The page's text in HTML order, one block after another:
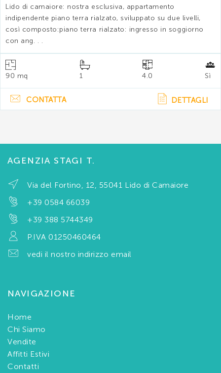
Lido di camaiore: nostra esclusiva, appartamento
indipendente piano terra rialzato, sviluppato su due livelli,
così composto:piano terra rialzato: ingresso in soggiorno
con ang. . .
90 mq 1 4.0 Sì
CONTATTA DETTAGLI
AGENZIA STAGI T.
Via del Fortino, 12, 55041 Lido di Camaiore
+39 0584 66039
+39 388 5744349
P.IVA 01250460464
vedi il nostro indirizzo email
NAVIGAZIONE
Home
Chi Siamo
Vendite
Affitti Estivi
Contatti